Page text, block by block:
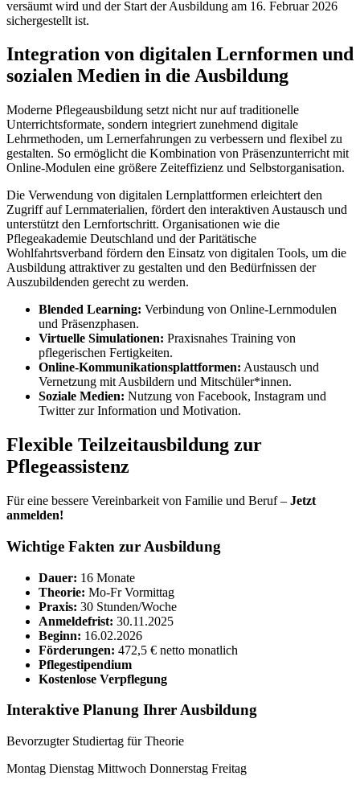
versäumt wird und der Start der Ausbildung am 16. Februar 2026
sichergestellt ist.
Integration von digitalen Lernformen und
sozialen Medien in die Ausbildung
Moderne Pflegeausbildung setzt nicht nur auf traditionelle
Unterrichtsformate, sondern integriert zunehmend digitale
Lehrmethoden, um Lernerfahrungen zu verbessern und flexibel zu
gestalten. So ermöglicht die Kombination von Präsenzunterricht mit
Online-Modulen eine größere Zeiteffizienz und Selbstorganisation.
Die Verwendung von digitalen Lernplattformen erleichtert den
Zugriff auf Lernmaterialien, fördert den interaktiven Austausch und
unterstützt den Lernfortschritt. Organisationen wie die
Pflegeakademie Deutschland und der Paritätische
Wohlfahrtsverband fördern den Einsatz von digitalen Tools, um die
Ausbildung attraktiver zu gestalten und den Bedürfnissen der
Auszubildenden gerecht zu werden.
Blended Learning: Verbindung von Online-Lernmodulen
und Präsenzphasen.
Virtuelle Simulationen: Praxisnahes Training von
pflegerischen Fertigkeiten.
Online-Kommunikationsplattformen: Austausch und
Vernetzung mit Ausbildern und Mitschüler*innen.
Soziale Medien: Nutzung von Facebook, Instagram und
Twitter zur Information und Motivation.
Flexible Teilzeitausbildung zur
Pflegeassistenz
Für eine bessere Vereinbarkeit von Familie und Beruf – Jetzt
anmelden!
Wichtige Fakten zur Ausbildung
Dauer: 16 Monate
Theorie: Mo-Fr Vormittag
Praxis: 30 Stunden/Woche
Anmeldefrist: 30.11.2025
Beginn: 16.02.2026
Förderungen: 472,5 € netto monatlich
Pflegestipendium
Kostenlose Verpflegung
Interaktive Planung Ihrer Ausbildung
Bevorzugter Studiertag für Theorie
Montag Dienstag Mittwoch Donnerstag Freitag